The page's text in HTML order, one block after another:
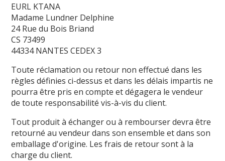
EURL KTANA
Madame Lundner Delphine
24 Rue du Bois Briand
CS 73499
44334 NANTES CEDEX 3
Toute réclamation ou retour non effectué dans les
règles définies ci-dessus et dans les délais impartis ne
pourra être pris en compte et dégagera le vendeur
de toute responsabilité vis-à-vis du client.
Tout produit à échanger ou à rembourser devra être
retourné au vendeur dans son ensemble et dans son
emballage d'origine. Les frais de retour sont à la
charge du client.